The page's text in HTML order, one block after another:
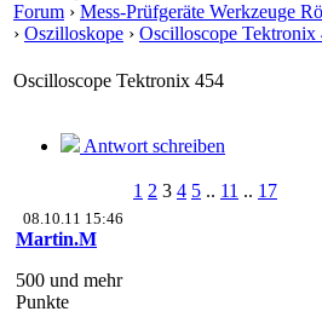
Forum › Mess-Prüfgeräte Werkzeuge
› Oszilloskope › Oscilloscope Tektronix
Oscilloscope Tektronix 454
Antwort schreiben
1 2 3 4 5 .. 11 .. 17
08.10.11 15:46
Martin.M
500 und mehr
Punkte